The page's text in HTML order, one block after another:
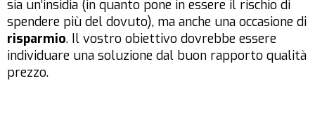
sia un’insidia (in quanto pone in essere il rischio di
spendere più del dovuto), ma anche una occasione di
risparmio. Il vostro obiettivo dovrebbe essere
individuare una soluzione dal buon rapporto qualità
prezzo.